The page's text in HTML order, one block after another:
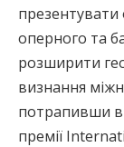
презентувати
оперного та
розширити
визнання
потрапивши в
премії